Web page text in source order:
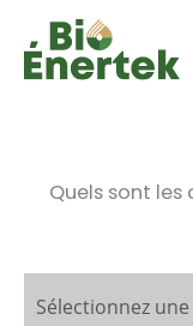
contenu
Quels sont